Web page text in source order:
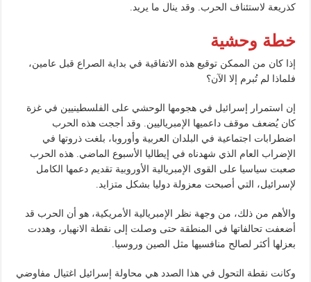
كذريعة لاستئناف الحرب. وقد ينال ما يريد.
خطة وحشية
إذا كان من الممكن توقيع هذه الاتفاقية في بداية الصراع قبل عامين،
فلماذا لم تُبرم إلا الآن؟
إن استمرار إسرائيل في هجومها الوحشي على الفلسطينيين في غزة
كان يُضعف موقف داعميها الإمبرياليين. وقد أججت هذه الحرب
اضطرابات اجتماعية في البلدان العربية وأوروبا، بلغت ذروتها في
الإضراب العام الذي شهدناه في إيطاليا الأسبوع الماضي. هذه الحرب
صعبت سياسيا على القوى الإمبريالية الأوروبية تقديم دعمها الكامل
لإسرائيل، التي أصبحت معزولة دوليا بشكل متزايد.
والأهم من ذلك، من وجهة نظر الإمبريالية الأمريكية، هو أن الحرب قد
أضعفت تحالفاتها في المنطقة حتى وصلت إلى نقطة الانهيار، وهددت
بعزلها أكثر لصالح منافسيها مثل الصين وروسيا.
وكانت نقطة التحول في هذا الصدد هي محاولة إسرائيل اغتيال مفاوضي